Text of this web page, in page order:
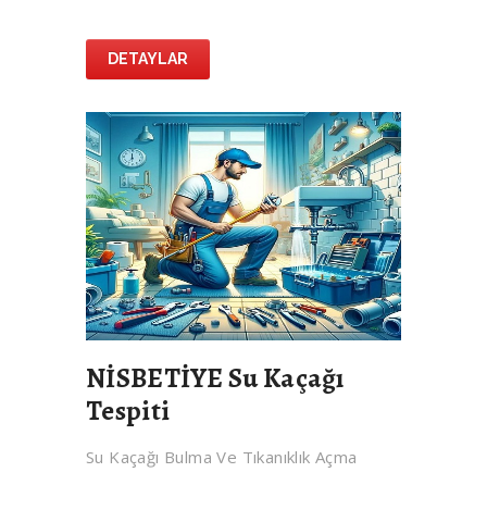
DETAYLAR
NİSBETİYE Su Kaçağı
Tespiti
Su Kaçağı Bulma Ve Tıkanıklık Açma